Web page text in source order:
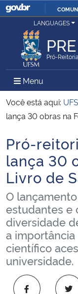
Ministério da Justiça e
Ministério da Defesa
Ministério das Relações
Ministério da Infraestrutura
Ministério da Agricultura,
Ministério da Educação
Ministério da Cidadania
Ministério da Saúde
Ministério de Minas e
LANGUAGES
PRE
Pró-
Menu Menu
Você está aqui:
lança 30 obras na
Início do conteúdo
Pró-
lança 30
Livro de
O
estudantes e
diversidade
a
científico
universidade.